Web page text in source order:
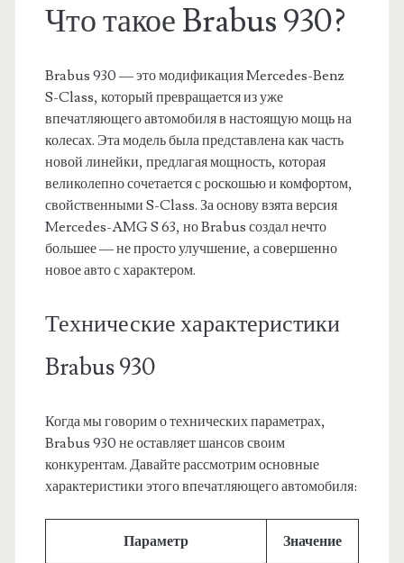
Что такое Brabus 930?
Brabus 930 — это модификация Mercedes-Benz
S-Class, который превращается из уже
впечатляющего автомобиля в настоящую мощь на
колесах. Эта модель была представлена как часть
новой линейки, предлагая мощность, которая
великолепно сочетается с роскошью и комфортом,
свойственными S-Class. За основу взята версия
Mercedes-AMG S 63, но Brabus создал нечто
большее — не просто улучшение, а совершенно
новое авто с характером.
Технические характеристики
Brabus 930
Когда мы говорим о технических параметрах,
Brabus 930 не оставляет шансов своим
конкурентам. Давайте рассмотрим основные
характеристики этого впечатляющего автомобиля:
Параметр Значение